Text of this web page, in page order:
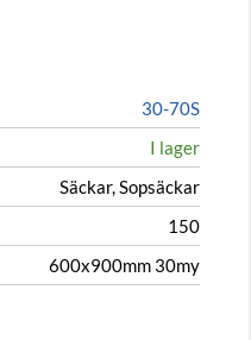
30-70S
I lager
Säckar, Sopsäckar
150
600x900mm 30my